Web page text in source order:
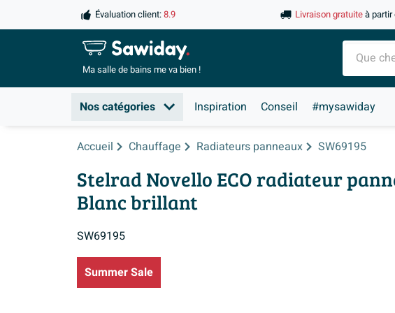
Évaluation client:8.9 Livraison gratuiteà partir
Ma salle debains me va bien !
Nos catégories Inspiration Conseil #mysawiday
Accueil Chauffage Radiateurs panneaux SW69195
Stelrad Novello ECO radiateur
Blanc brillant
SW69195
Summer Sale